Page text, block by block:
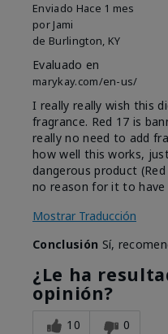
Enviado Hace 1 mes
por Jami
de Burlington, KY
Evaluado en
marykay.com/en-us/
I really really wish this
fragrance. Red 17 is
really no need to add
how well this works,
dangerous product
no reason for it to have
Mostrar Traducción
Conclusión Sí,
¿Le ha
opinión?
10 0